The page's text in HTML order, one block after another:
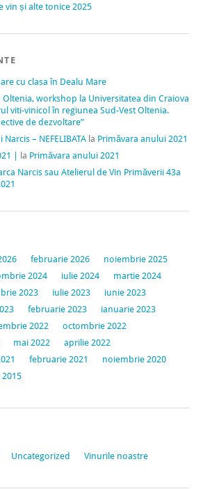
vin și alte tonice 2025
cu clasa în Dealu Mare
workshop la Universitatea din Craiova
viti-vinicol în regiunea Sud-Vest Oltenia.
de dezvoltare”
– NEFELIBATA la Primăvara anului 2021
| la Primăvara anului 2021
Narcis sau Atelierul de Vin Primăverii 43a
februarie 2026
noiembrie 2025
2024 iulie 2024
martie 2024
2023 iulie 2023
iunie 2023
februarie 2023
ianuarie 2023
2022
octombrie 2022
mai 2022
aprilie 2022
februarie 2021
noiembrie 2020
Uncategorized Vinurile noastre